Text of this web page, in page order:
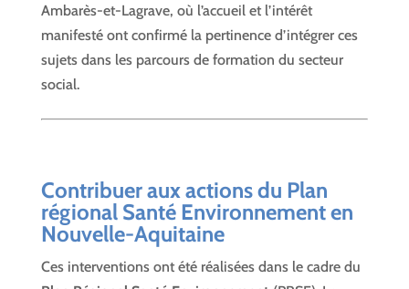
Ambarès-et-Lagrave, où l’accueil et l’intérêt
manifesté ont confirmé la pertinence d’intégrer ces
sujets dans les parcours de formation du secteur
social.
Contribuer aux actions du Plan
régional Santé Environnement en
Nouvelle-Aquitaine
Ces interventions ont été réalisées dans le cadre du